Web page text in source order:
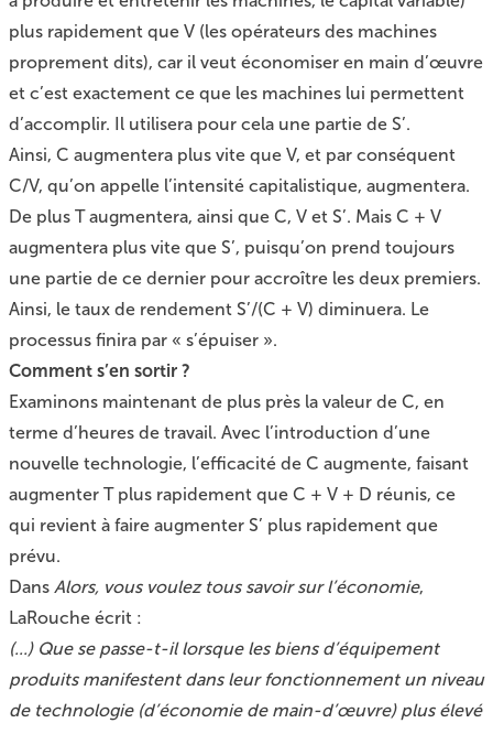
plus rapidement que V (les opérateurs des machines
proprement dits), car il veut économiser en main d’œuvre
et c’est exactement ce que les machines lui permettent
d’accomplir. Il utilisera pour cela une partie de S’.
Ainsi, C augmentera plus vite que V, et par conséquent
C/V, qu’on appelle l’intensité capitalistique, augmentera.
De plus T augmentera, ainsi que C, V et S’. Mais C + V
augmentera plus vite que S’, puisqu’on prend toujours
une partie de ce dernier pour accroître les deux premiers.
Ainsi, le taux de rendement S’/(C + V) diminuera. Le
processus finira par « s’épuiser ».
Comment s’en sortir ?
Examinons maintenant de plus près la valeur de C, en
terme d’heures de travail. Avec l’introduction d’une
nouvelle technologie, l’efficacité de C augmente, faisant
augmenter T plus rapidement que C + V + D réunis, ce
qui revient à faire augmenter S’ plus rapidement que
prévu.
Dans Alors, vous voulez tous savoir sur l’économie,
LaRouche écrit :
(...) Que se passe-t-il lorsque les biens d’équipement
produits manifestent dans leur fonctionnement un niveau
de technologie (d’économie de main-d’œuvre) plus élevé